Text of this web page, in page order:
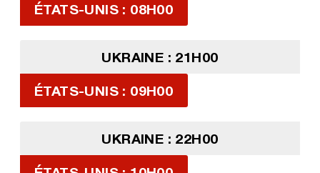
ÉTATS-UNIS : 08H00
UKRAINE : 21H00
ÉTATS-UNIS : 09H00
UKRAINE : 22H00